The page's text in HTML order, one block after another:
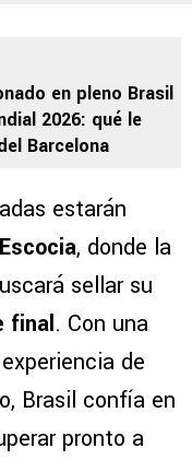
en pleno Brasil
2026: qué le
Barcelona
estarán
Escocia, donde la
sellar su
final. Con una
de
Brasil confía en
pronto a